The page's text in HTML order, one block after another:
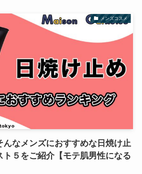
メンズコスメ
んなメンズにおすすめな日焼け止
ト５をご紹介【モテ肌男性になる